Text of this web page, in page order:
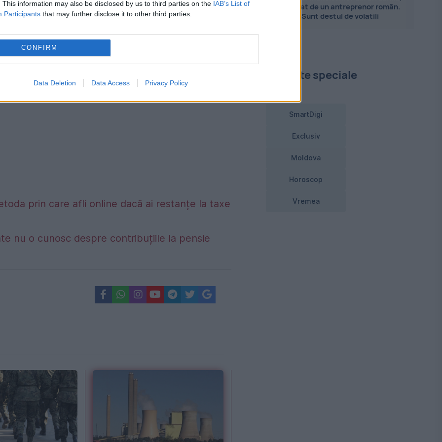
This information may also be disclosed by us to third parties on the IAB’s List of
Participants that may further disclose it to other third parties.
CONFIRM
Data Deletion Data Access Privacy Policy
fără a da detalii din anchetă.
Solution, este o fantomă care nu apare
prin care afli online dacă ai restanțe la taxe
nu o cunosc despre contribuțiile la pensie
explicat de un antreprenor român.
Sunt destul de volatili
Proiecte speciale
SmartDigi
Exclusiv
Moldova
Horoscop
Vremea